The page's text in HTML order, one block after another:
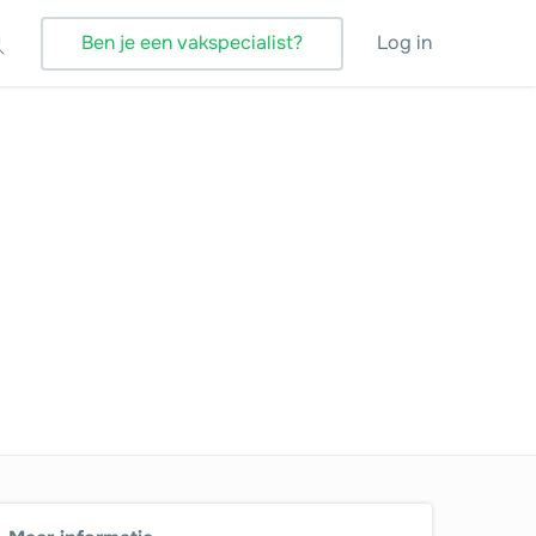
Ben je een vakspecialist? Log in
Zonnepanelen